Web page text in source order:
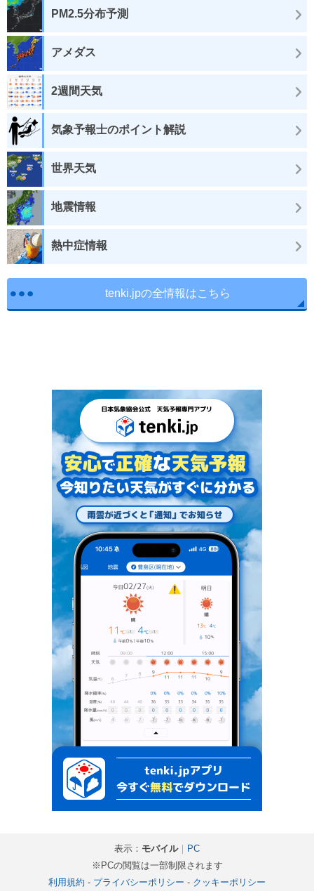
PM2.5分布予測
アメダス
2週間天気
気象予報士のポイント解説
世界天気
地震情報
熱中症情報
tenki.jpの全情報はこちら
表示： モバイル｜
PC
※PCの閲覧は一部制限されます
利用規約 - プライバシーポリシー - クッキーポリシー